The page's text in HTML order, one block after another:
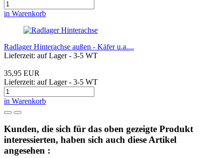
in Warenkorb
Radlager Hinterachse außen - Käfer u.a....
Lieferzeit: auf Lager - 3-5 WT
35,95 EUR
Lieferzeit: auf Lager - 3-5 WT
in Warenkorb
Kunden, die sich für das oben gezeigte Produkt
interessierten, haben sich auch diese Artikel
angesehen :